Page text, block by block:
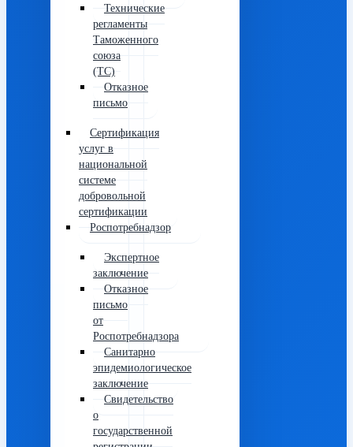
Технические
регламенты
Таможенного
союза
(ТС)
Отказное
письмо
Сертификация
услуг в
национальной
системе
добровольной
сертификации
Роспотребнадзор
Экспертное
заключение
Отказное
письмо
от
Роспотребнадзора
Санитарно
эпидемиологическое
заключение
Свидетельство
о
государственной